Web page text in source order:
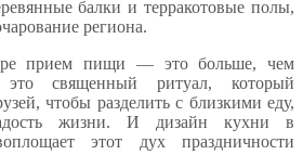
балки и терракотовые полы,
региона.
прием пищи — это больше, чем
это священный ритуал, который
чтобы разделить с близкими еду,
жизни. И дизайн кухни в
этот дух праздничности